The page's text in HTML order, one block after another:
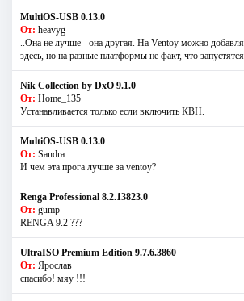
MultiOS-USB 0.13.0
От: heavyg
..Она не лучше - она другая. На Ventoy можно
здесь, но на разные платформы не факт, что
Nik Collection by DxO 9.1.0
От: Home_135
Устанавливается только если включить КВН.
MultiOS-USB 0.13.0
От: Sandra
И чем эта прога лучше за ventoy?
Renga Professional 8.2.13823.0
От: gump
RENGA 9.2 ???
UltraISO Premium Edition 9.7.6.3860
От: Ярослав
спасибо! мяу !!!